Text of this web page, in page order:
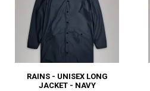
RAINS - UNISEX LONG
JACKET - NAVY